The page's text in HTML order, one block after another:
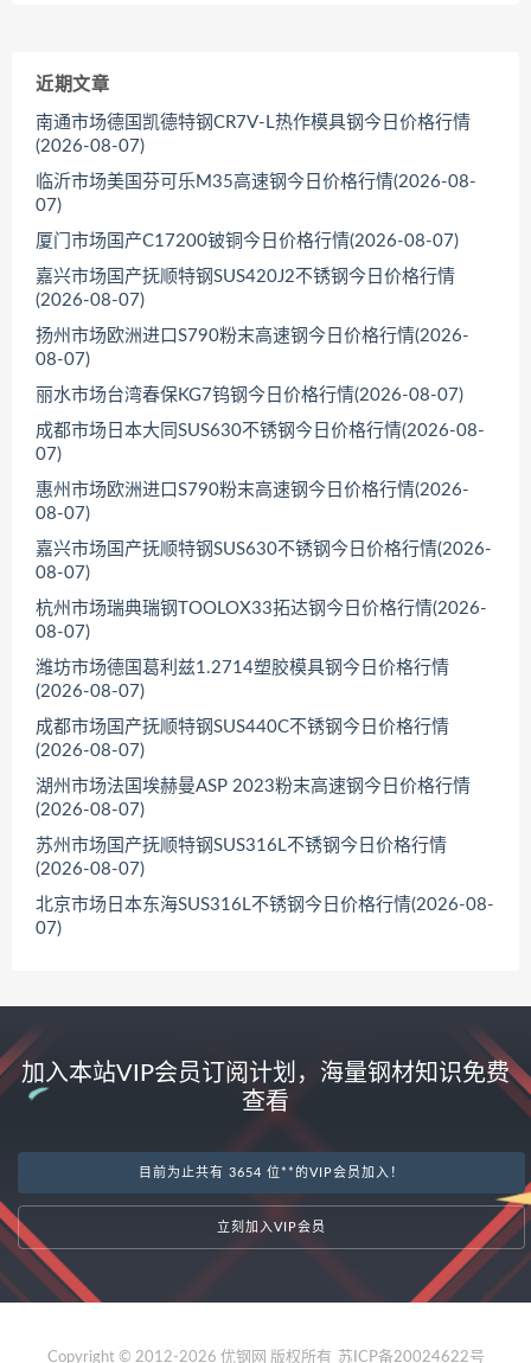
近期文章
南通市场德国凯德特钢CR7V-L热作模具钢今日价格行情
(2026-08-07)
临沂市场美国芬可乐M35高速钢今日价格行情(2026-08-
07)
厦门市场国产C17200铍铜今日价格行情(2026-08-07)
嘉兴市场国产抚顺特钢SUS420J2不锈钢今日价格行情
(2026-08-07)
扬州市场欧洲进口S790粉末高速钢今日价格行情(2026-
08-07)
丽水市场台湾春保KG7钨钢今日价格行情(2026-08-07)
成都市场日本大同SUS630不锈钢今日价格行情(2026-08-
07)
惠州市场欧洲进口S790粉末高速钢今日价格行情(2026-
08-07)
嘉兴市场国产抚顺特钢SUS630不锈钢今日价格行情(2026-
08-07)
杭州市场瑞典瑞钢TOOLOX33拓达钢今日价格行情(2026-
08-07)
潍坊市场德国葛利兹1.2714塑胶模具钢今日价格行情
(2026-08-07)
成都市场国产抚顺特钢SUS440C不锈钢今日价格行情
(2026-08-07)
湖州市场法国埃赫曼ASP 2023粉末高速钢今日价格行情
(2026-08-07)
苏州市场国产抚顺特钢SUS316L不锈钢今日价格行情
(2026-08-07)
北京市场日本东海SUS316L不锈钢今日价格行情(2026-08-
07)
加入本站VIP会员订阅计划，海量钢材知识免费
查看
目前为止共有 3654 位**的VIP会员加入！
立刻加入VIP会员
Copyright © 2012-2026 优钢网 版权所有 苏ICP备20024622号